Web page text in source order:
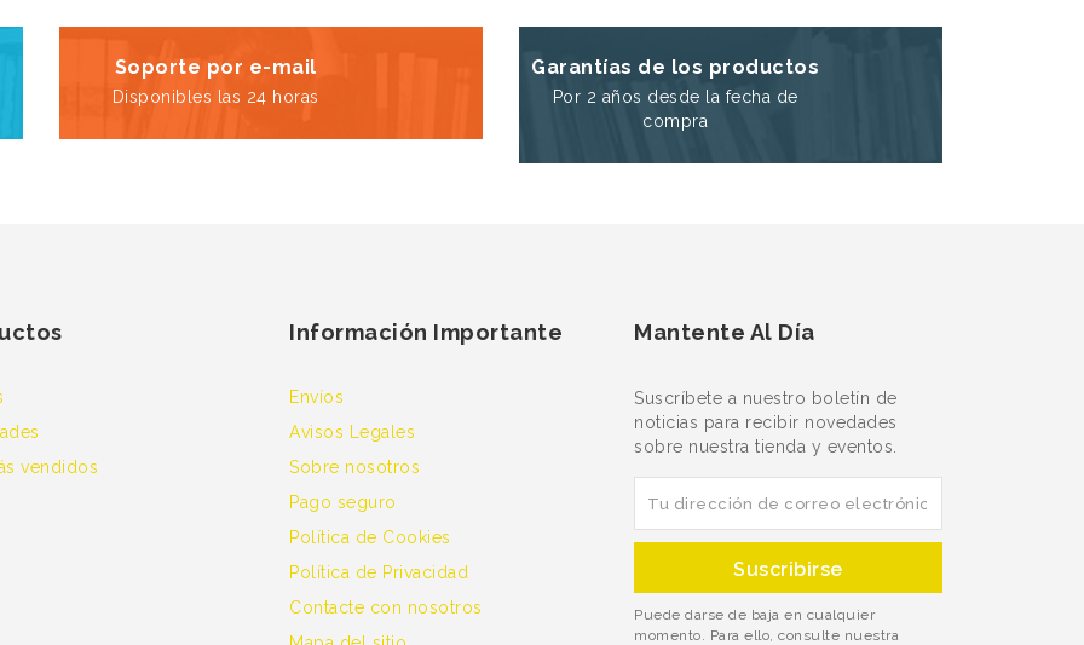
Soporte por e-mail
Disponibles las 24 horas
Garantías de los productos
Por 2 años desde la fecha de
compra
vendidos
Información Importante
Envíos
Avisos Legales
Sobre nosotros
Pago seguro
Política de Cookies
Política de Privacidad
Contacte con nosotros
Mantente Al Día
Suscríbete a nuestro boletín de
noticias para recibir novedades
sobre nuestra tienda y eventos.
Puede darse de baja en cualquier
momento. Para ello, consulte nuestra